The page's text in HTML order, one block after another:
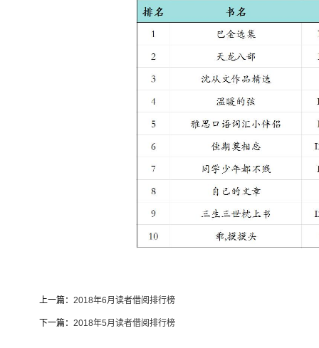
上一篇： 2018年6月读者借阅排行榜
下一篇： 2018年5月读者借阅排行榜